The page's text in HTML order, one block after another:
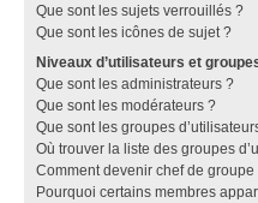
Que sont les sujets verrouillés ?
Que sont les icônes de sujet ?
Niveaux d’utilisateurs et
Que sont les administrateurs ?
Que sont les modérateurs ?
Que sont les groupes
Où trouver la liste des groupes
Comment devenir chef de groupe
Pourquoi certains membres